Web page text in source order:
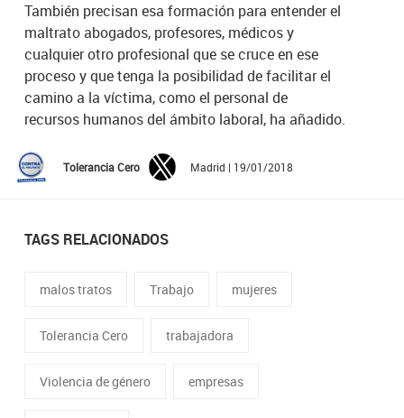
También precisan esa formación para entender el
maltrato abogados, profesores, médicos y
cualquier otro profesional que se cruce en ese
proceso y que tenga la posibilidad de facilitar el
camino a la víctima, como el personal de
recursos humanos del ámbito laboral, ha añadido.
Tolerancia Cero Madrid | 19/01/2018
TAGS RELACIONADOS
malos tratos Trabajo mujeres
Tolerancia Cero trabajadora
Violencia de género empresas